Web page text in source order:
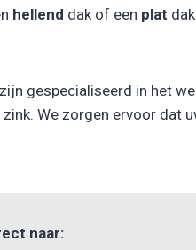
hellend dak of een plat
gespecialiseerd in het
zink. We zorgen ervoor dat
naar: